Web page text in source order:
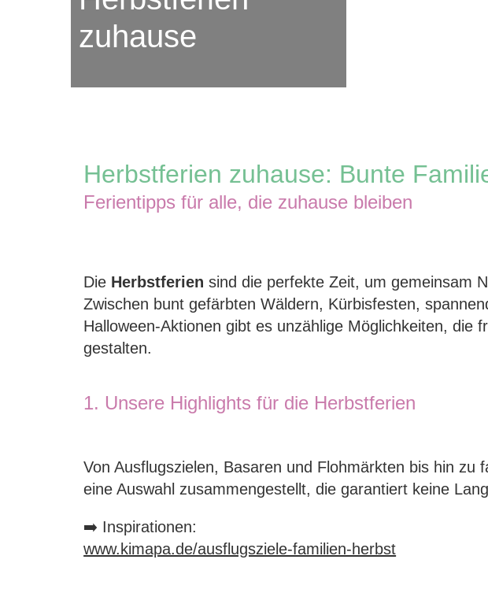
zuhause
Herbstferien zuhause: Bunte
Ferientipps für alle, die zuhause bleiben
Die Herbstferien sind die perfekte Zeit, um gemeinsam
Zwischen bunt gefärbten Wäldern, Kürbisfesten,
Halloween-Aktionen gibt es unzählige Möglichkeiten, die
gestalten.
1. Unsere Highlights für die Herbstferien
Von Ausflugszielen, Basaren und Flohmärkten bis hin zu
eine Auswahl zusammengestellt, die garantiert keine
➡️ Inspirationen:
www.kimapa.de/ausflugsziele-familien-herbst